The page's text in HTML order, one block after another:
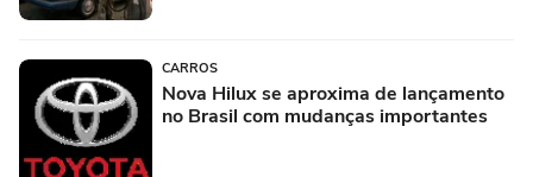
CARROS
Nova Hilux se aproxima de lançamento
no Brasil com mudanças importantes